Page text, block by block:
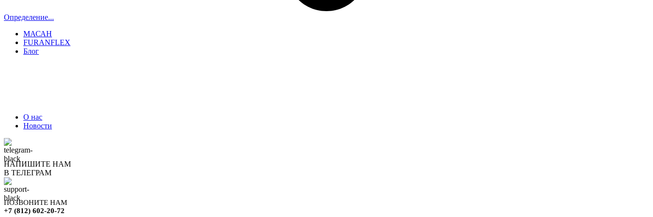
Определение...
МАСАН
FURANFLEX
Блог
О нас
Новости
НАПИШИТЕ НАМ
В ТЕЛЕГРАМ
ПОЗВОНИТЕ НАМ
+7 (812) 602-20-72